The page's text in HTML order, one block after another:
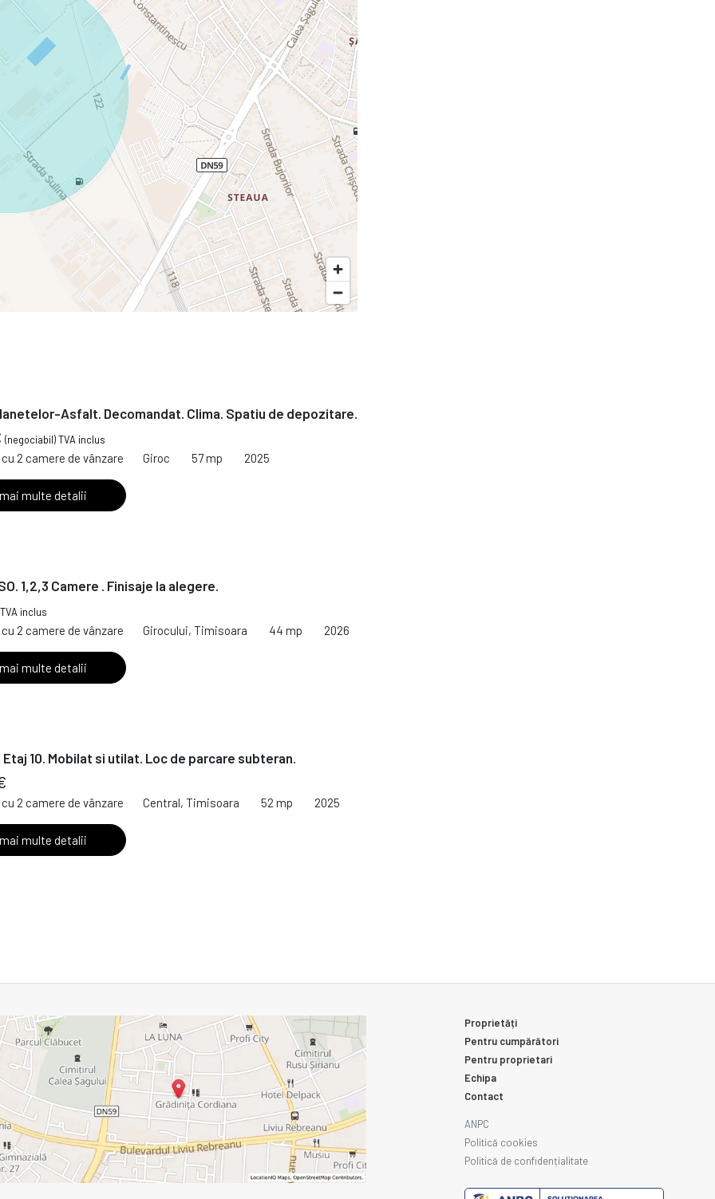
Asfalt. Decomandat. Clima. Spatiu de depozitare.
(negociabil) TVA inclus
2 camere de vânzare Giroc 57 mp 2025
multe detalii
1,2,3 Camere . Finisaje la alegere.
TVA inclus
2 camere de vânzare Girocului, Timisoara 44 mp 2026
multe detalii
Etaj 10. Mobilat si utilat. Loc de parcare subteran.
2 camere de vânzare Central, Timisoara 52 mp 2025
multe detalii
Proprietăți
Pentru cumpărători
Pentru proprietari
Echipa
Contact
ANPC
Politică cookies
Politică de confidențialitate